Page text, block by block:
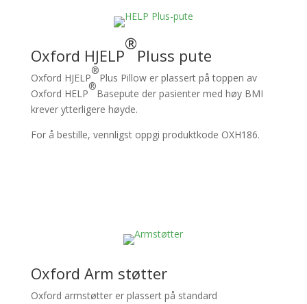
Oxford HJELP
®
Pluss pute
Oxford HJELP
®
Plus Pillow er plassert på toppen av
Oxford HELP
®
Basepute der pasienter med høy BMI
krever ytterligere høyde.
For å bestille, vennligst oppgi produktkode OXH186.
Oxford Arm støtter
Oxford armstøtter er plassert på standard